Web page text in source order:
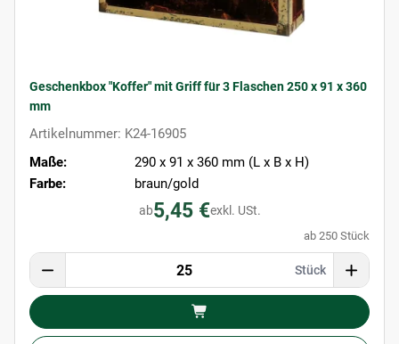
Geschenkbox "Koffer" mit Griff für 3 Flaschen 250 x 91 x 360
mm
Artikelnummer: K24-16905
Maße:
290 x 91 x 360 mm (L x B x H)
Farbe:
braun/gold
ab5,45 €exkl. USt.
ab 250 Stück
Stück